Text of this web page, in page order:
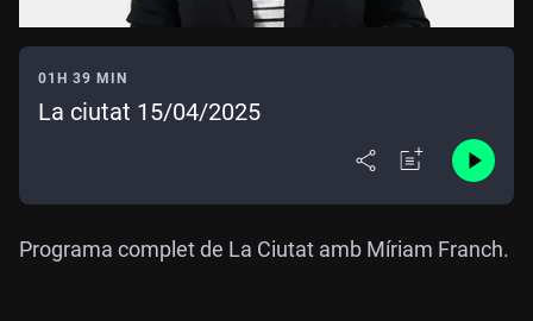
01H 39 MIN
La ciutat 15/04/2025
Programa complet de La Ciutat amb Míriam Franch.